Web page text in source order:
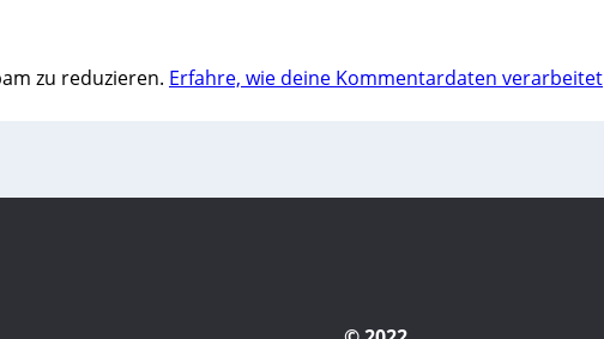
zu reduzieren. Erfahre, wie deine Kommentardaten verarbeitet